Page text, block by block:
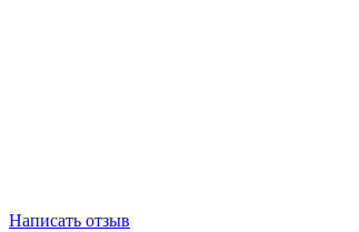
Написать отзыв